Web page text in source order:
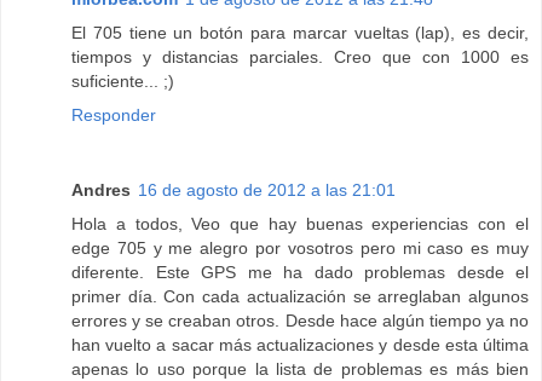
El 705 tiene un botón para marcar vueltas (lap), es decir,
tiempos y distancias parciales. Creo que con 1000 es
suficiente... ;)
Responder
Andres 16 de agosto de 2012 a las 21:01
Hola a todos, Veo que hay buenas experiencias con el
edge 705 y me alegro por vosotros pero mi caso es muy
diferente. Este GPS me ha dado problemas desde el
primer día. Con cada actualización se arreglaban algunos
errores y se creaban otros. Desde hace algún tiempo ya no
han vuelto a sacar más actualizaciones y desde esta última
apenas lo uso porque la lista de problemas es más bien